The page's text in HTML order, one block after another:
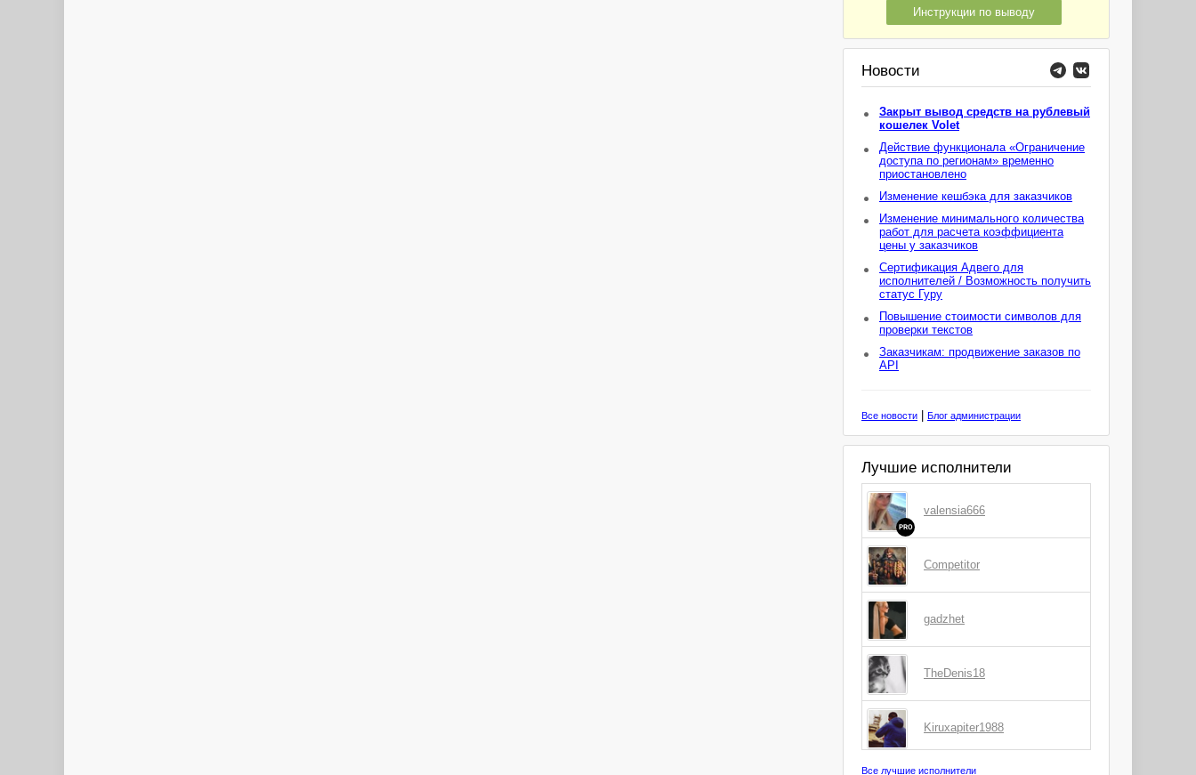
Инструкции по выводу
Новости
Закрыт вывод средств на рублевый
кошелек Volet
Действие функционала «Ограничение
доступа по регионам» временно
приостановлено
Изменение кешбэка для заказчиков
Изменение минимального количества
работ для расчета коэффициента
цены у заказчиков
Сертификация Адвего для
исполнителей / Возможность получить
статус Гуру
Повышение стоимости символов для
проверки текстов
Заказчикам: продвижение заказов по
API
Все новости Блог администрации
Лучшие исполнители
PRO
valensia666
Competitor
gadzhet
TheDenis18
Kiruxapiter1988
Все лучшие исполнители